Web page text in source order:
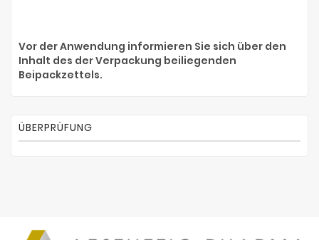
Vor der Anwendung informieren Sie sich über den
Inhalt des der Verpackung beiliegenden
Beipackzettels.
ÜBERPRÜFUNG